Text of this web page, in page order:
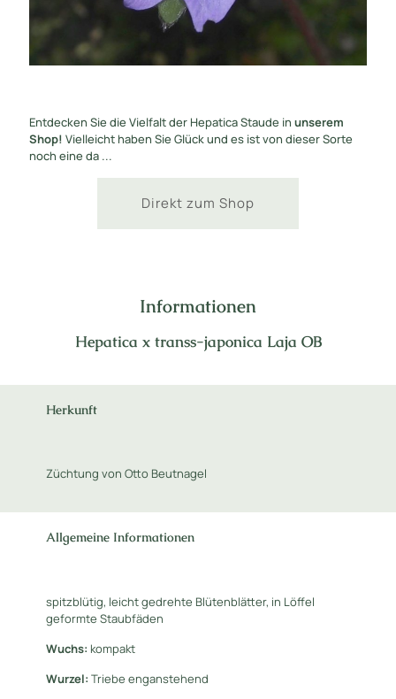
Entdecken Sie die Vielfalt der Hepatica Staude in unserem
Shop! Vielleicht haben Sie Glück und es ist von dieser Sorte
noch eine da ...
Direkt zum Shop
Informationen
Hepatica x transs-japonica Laja OB
Herkunft
Züchtung von Otto Beutnagel
Allgemeine Informationen
spitzblütig, leicht gedrehte Blütenblätter, in Löffel
geformte Staubfäden
Wuchs: kompakt
Wurzel: Triebe enganstehend